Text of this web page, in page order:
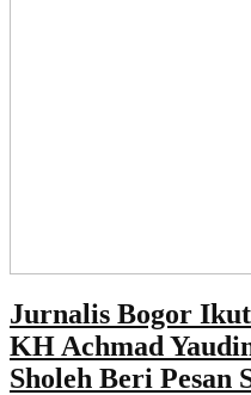
Jurnalis Bogor
KH Achmad
Sholeh Beri Pesan